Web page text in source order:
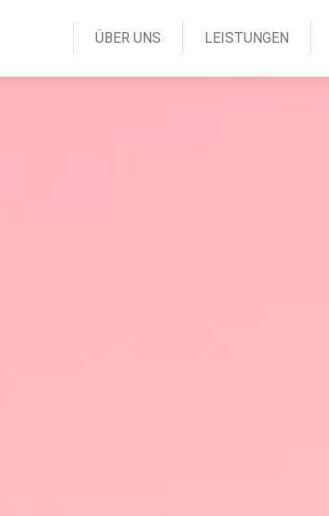
ÜBER UNS LEISTUNGEN